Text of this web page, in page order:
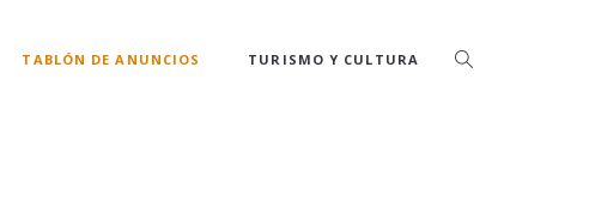
TABLÓN DE ANUNCIOS TURISMO Y CULTURA